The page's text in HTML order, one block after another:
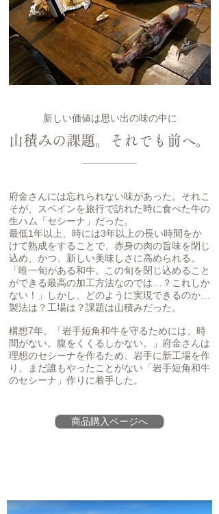
新しい価値は思い出の味の中に
山積みの課題。それでも前へ。
府金さんには忘れられない味があった。それこ
そが、スペインを旅行で訪れた時に食べた牛の
生ハム「セシーナ」だった。
最低1年以上、時には3年以上の長い時間をか
けて熟成をすることで、赤身の肉の旨味を閉じ
込め、かつ、新しい美味しさに高められる。
「唯一旬がある和牛。この旬を閉じ込めること
ができる最高の加工方法なのでは…？これしか
ない！」しかし、どのように実現できるのか…
製法は？工場は？課題は山積みだった。
構想7年。「岩手短角和牛を守るためには、時
間がない。腹をくくるしかない。」府金さんは
理想のセシーナを作るため、岩手に新工場を作
り、まだ誰もやったことがない「岩手短角和牛
のセシーナ」作りに着手した。
商品購入ページへ